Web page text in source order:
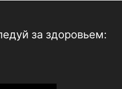
за здоровьем: